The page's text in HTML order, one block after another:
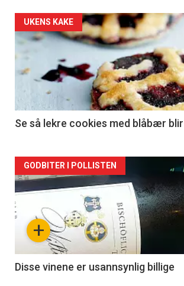
UKENS KAKE
Se så lekre cookies med blåbær blir
Forsiden
akkurat
nå
2
+
GODBITER I POLLISTEN
Disse vinene er usannsynlig billige